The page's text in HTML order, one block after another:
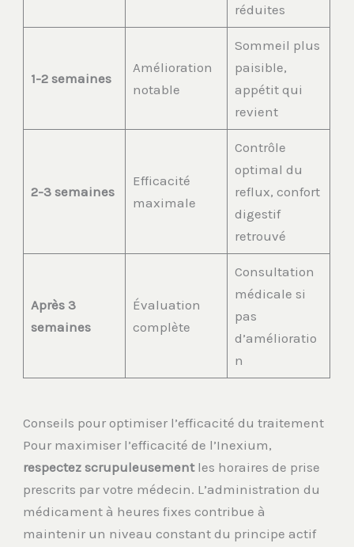
réduites
1-2 semaines
Amélioration
notable
Sommeil plus
paisible,
appétit qui
revient
2-3 semaines
Efficacité
maximale
Contrôle
optimal du
reflux, confort
digestif
retrouvé
Après 3
semaines
Évaluation
complète
Consultation
médicale si
pas
d’amélioratio
n
Conseils pour optimiser l’efficacité du traitement
Pour maximiser l’efficacité de l’Inexium,
respectez scrupuleusementles horaires de prise
prescrits par votre médecin. L’administration du
médicament à heures fixes contribue à
maintenir un niveau constant du principe actif